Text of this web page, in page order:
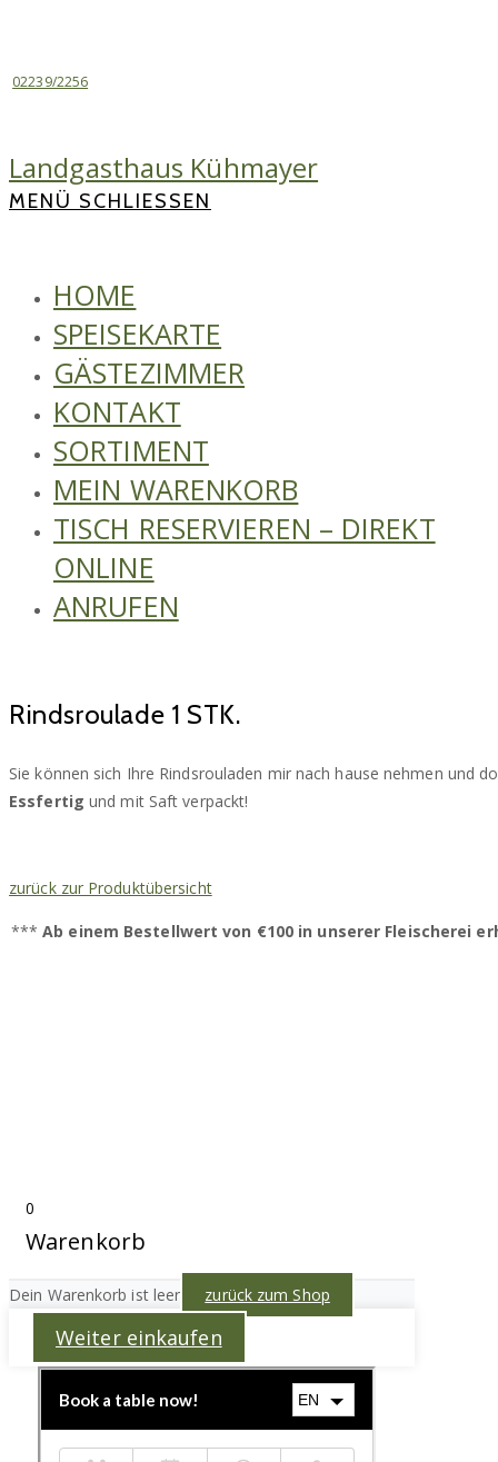
springen
02239/2256
Landgasthaus Kühmayer
MENÜ SCHLIESSEN
HOME
SPEISEKARTE
GÄSTEZIMMER
KONTAKT
SORTIMENT
MEIN WARENKORB
TISCH RESERVIEREN – DIREKT
ONLINE
ANRUFEN
Rindsroulade 1 STK.
Sie können sich Ihre Rindsrouladen mir nach hause nehmen und
Essfertig und mit Saft verpackt!
zurück zur Produktübersicht
***Ab einem Bestellwert von €100 in unserer Fleischerei
0
Warenkorb
Dein Warenkorb ist leer zurück zum Shop
Weiter einkaufen